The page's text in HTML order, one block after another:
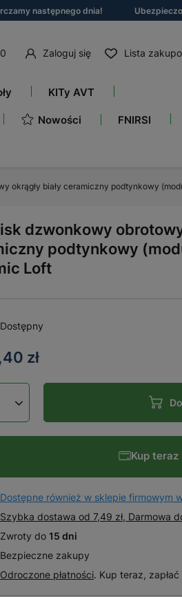
następnego dnia!
Zaloguj się Lista
KITy AVT
Nowości FNIRSI
okrągły biały ceramiczny podtynkowy
dzwonkowy
podtynkowy
Loft
Dostępny
zł
Kup teraz
Dostępne również w sklepie firmowym
Szybka dostawa od 7,49 zł, Darmowa
Zwroty do 15 dni
Bezpieczne zakupy
Odroczone płatności. Kup teraz,